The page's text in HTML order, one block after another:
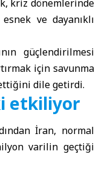
kriz dönemlerinde
ve dayanıklı
güçlendirilmesi
için savunma
dile getirdi.
etkiliyor
İran, normal
varilin geçtiği